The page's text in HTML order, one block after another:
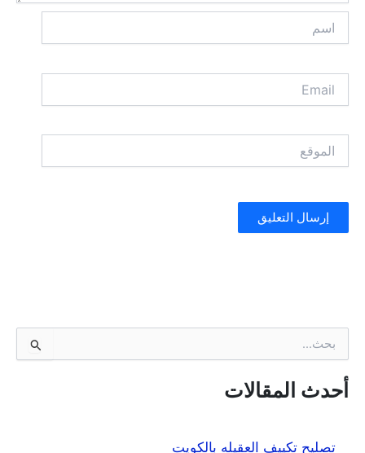
ح
ثأحدث المقالات
تصليح تكييف العقيله بالكويت